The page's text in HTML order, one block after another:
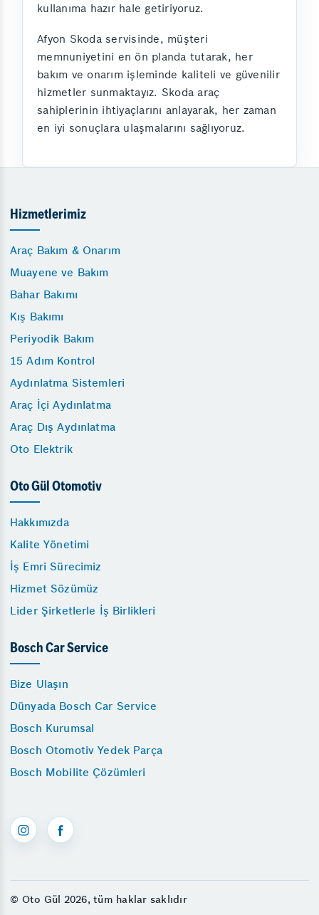
kullanıma hazır hale getiriyoruz.
Afyon Skoda servisinde, müşteri
memnuniyetini en ön planda tutarak, her
bakım ve onarım işleminde kaliteli ve güvenilir
hizmetler sunmaktayız. Skoda araç
sahiplerinin ihtiyaçlarını anlayarak, her zaman
en iyi sonuçlara ulaşmalarını sağlıyoruz.
Hizmetlerimiz
Araç Bakım & Onarım
Muayene ve Bakım
Bahar Bakımı
Kış Bakımı
Periyodik Bakım
15 Adım Kontrol
Aydınlatma Sistemleri
Araç İçi Aydınlatma
Araç Dış Aydınlatma
Oto Elektrik
Oto Gül Otomotiv
Hakkımızda
Kalite Yönetimi
İş Emri Sürecimiz
Hizmet Sözümüz
Lider Şirketlerle İş Birlikleri
Bosch Car Service
Bize Ulaşın
Dünyada Bosch Car Service
Bosch Kurumsal
Bosch Otomotiv Yedek Parça
Bosch Mobilite Çözümleri
© Oto Gül 2026, tüm haklar saklıdır